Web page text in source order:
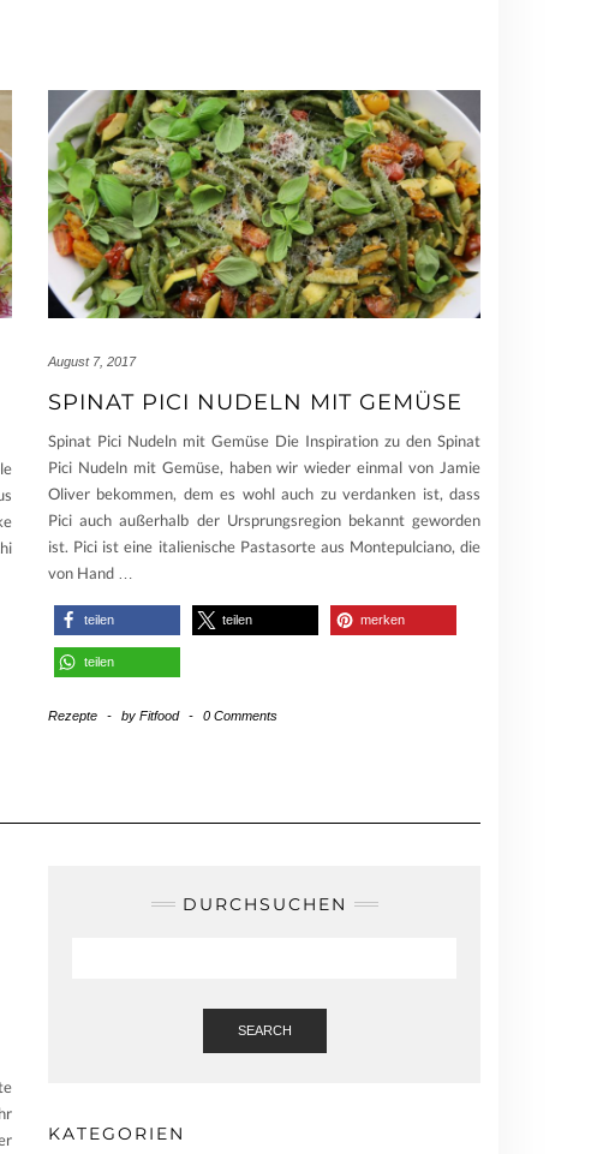
August 7, 2017
SPINAT PICI NUDELN MIT GEMÜSE
Spinat Pici Nudeln mit Gemüse Die Inspiration zu den Spinat
Pici Nudeln mit Gemüse, haben wir wieder einmal von Jamie
Oliver bekommen, dem es wohl auch zu verdanken ist, dass
Pici auch außerhalb der Ursprungsregion bekannt geworden
ist. Pici ist eine italienische Pastasorte aus Montepulciano, die
von Hand
teilen teilen merken
teilen
Rezepte - by Fitfood - 0 Comments
DURCHSUCHEN
SEARCH
KATEGORIEN